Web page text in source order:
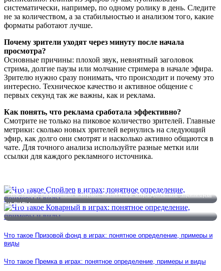
систематически, например, по одному ролику в день. Следите
не за количеством, а за стабильностью и анализом того, какие
форматы работают лучше.
Почему зрители уходят через минуту после начала
просмотра?
Основные причины: плохой звук, невнятный заголовок
стрима, долгие паузы или молчание стримера в начале эфира.
Зрителю нужно сразу понимать, что происходит и почему это
интересно. Техническое качество и активное общение с
первых секунд так же важны, как и реклама.
Как понять, что реклама сработала эффективно?
Смотрите не только на пиковое количество зрителей. Главные
метрики: сколько новых зрителей вернулись на следующий
эфир, как долго они смотрят и насколько активно общаются в
чате. Для точного анализа используйте разные метки или
ссылки для каждого рекламного источника.
и виды
Что такое Коварный в играх: понятное определение, примеры
и виды
Что такое Призовой фонд в играх: понятное определение, примеры и
виды
Что такое Премка в играх: понятное определение, примеры и виды